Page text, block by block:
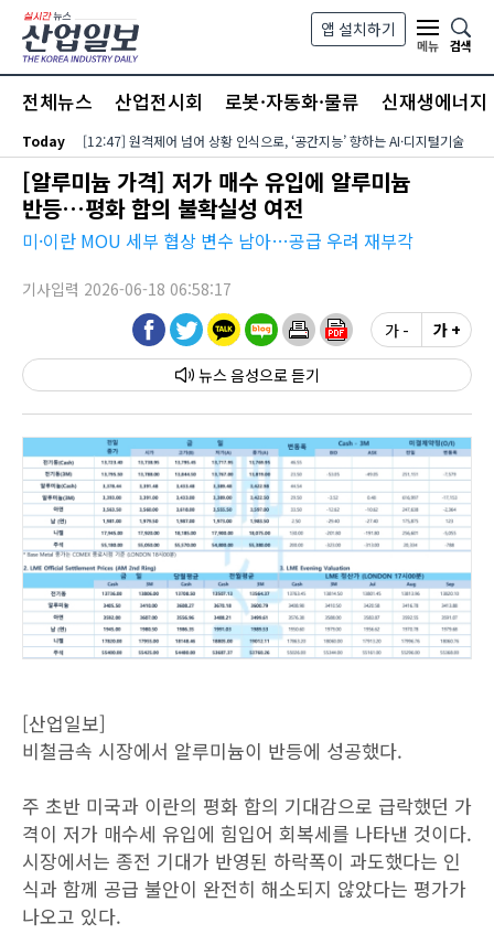
본문 바로가기
앱 설치하기
메뉴
검색
전체뉴스 산업전시회 로봇·자동화·물류 신재생에너지
Today [12:47] 원격제어 넘어 상황 인식으로, ‘공간지능’ 향하는 AI·디지털기술
[알루미늄 가격] 저가 매수 유입에 알루미늄
반등…평화 합의 불확실성 여전
미·이란 MOU 세부 협상 변수 남아…공급 우려 재부각
기사입력 2026-06-18 06:58:17
뉴스 음성
가 - 가 +
[산업일보]
비철금속 시장에서 알루미늄이 반등에 성공했다.
주 초반 미국과 이란의 평화 합의 기대감으로 급락했던 가
격이 저가 매수세 유입에 힘입어 회복세를 나타낸 것이다.
시장에서는 종전 기대가 반영된 하락폭이 과도했다는 인
식과 함께 공급 불안이 완전히 해소되지 않았다는 평가가
나오고 있다.